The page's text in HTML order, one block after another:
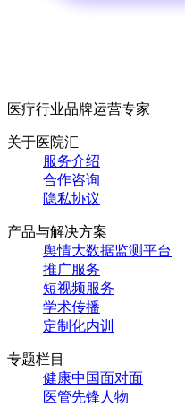
医疗行业品牌运营专家
关于医院汇
服务介绍
合作咨询
隐私协议
产品与解决方案
舆情大数据监测平台
推广服务
短视频服务
学术传播
定制化内训
专题栏目
健康中国面对面
医管先锋人物